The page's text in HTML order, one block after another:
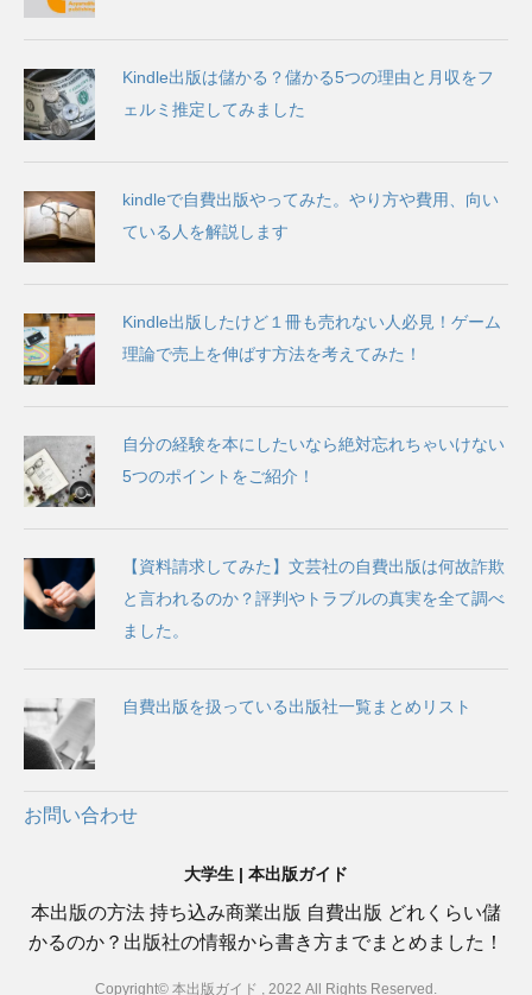
Kindle出版は儲かる？儲かる5つの理由と月収をフ
ェルミ推定してみました
kindleで自費出版やってみた。やり方や費用、向い
ている人を解説します
Kindle出版したけど１冊も売れない人必見！ゲーム
理論で売上を伸ばす方法を考えてみた！
自分の経験を本にしたいなら絶対忘れちゃいけない
5つのポイントをご紹介！
【資料請求してみた】文芸社の自費出版は何故詐欺
と言われるのか？評判やトラブルの真実を全て調べ
ました。
自費出版を扱っている出版社一覧まとめリスト
お問い合わせ
大学生 | 本出版ガイド
本出版の方法 持ち込み商業出版 自費出版 どれくらい儲
かるのか？出版社の情報から書き方までまとめました！
Copyright© 本出版ガイド , 2022 All Rights Reserved.